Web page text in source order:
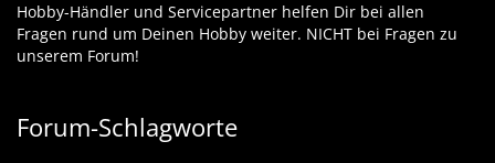
Hobby-Händler und Servicepartner helfen Dir bei allen
Fragen rund um Deinen Hobby weiter. NICHT bei Fragen zu
unserem Forum!
Forum-Schlagworte